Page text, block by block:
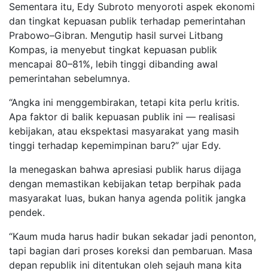
Sementara itu, Edy Subroto menyoroti aspek ekonomi
dan tingkat kepuasan publik terhadap pemerintahan
Prabowo–Gibran. Mengutip hasil survei Litbang
Kompas, ia menyebut tingkat kepuasan publik
mencapai 80–81%, lebih tinggi dibanding awal
pemerintahan sebelumnya.
“Angka ini menggembirakan, tetapi kita perlu kritis.
Apa faktor di balik kepuasan publik ini — realisasi
kebijakan, atau ekspektasi masyarakat yang masih
tinggi terhadap kepemimpinan baru?” ujar Edy.
Ia menegaskan bahwa apresiasi publik harus dijaga
dengan memastikan kebijakan tetap berpihak pada
masyarakat luas, bukan hanya agenda politik jangka
pendek.
“Kaum muda harus hadir bukan sekadar jadi penonton,
tapi bagian dari proses koreksi dan pembaruan. Masa
depan republik ini ditentukan oleh sejauh mana kita